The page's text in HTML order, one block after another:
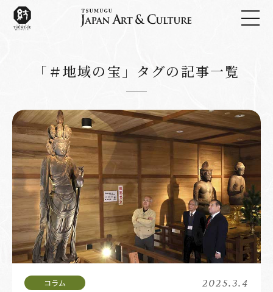
「＃地域の宝」タグの記事一覧
2025.3.4